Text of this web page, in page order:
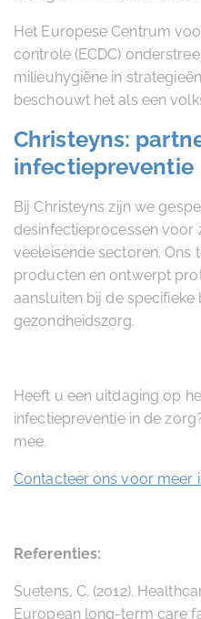
Het Europese Centrum
controle (ECDC)
milieuhygiëne in
beschouwt het als een
Christeyns:
infectiepreventie
Bij Christeyns zijn we
desinfectieprocessen voor
veeleisende sectoren. Ons
producten en ontwerpt
aansluiten bij de specifieke
gezondheidszorg.
Heeft u een uitdaging op
infectiepreventie in de
mee.
Contacteer ons voor meer
Referenties:
Suetens, C. (2012).
European long-term care